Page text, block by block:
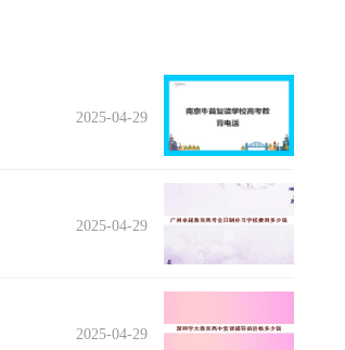
2025-04-29
2025-04-29
2025-04-29